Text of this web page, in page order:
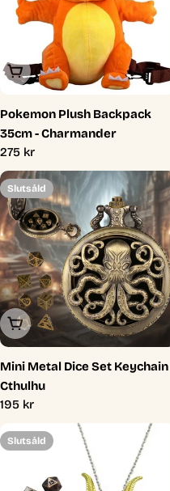
Slutsåld
Pokemon Plush Backpack
35cm - Charmander
Ordinarie
pris
275 kr
Slutsåld
Slutsåld
Mini Metal Dice Set Keychain
Cthulhu
Ordinarie
195 kr
Slutsåld